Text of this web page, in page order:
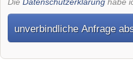
Die Datenschutzerklärung habe
unverbindliche Anfrage